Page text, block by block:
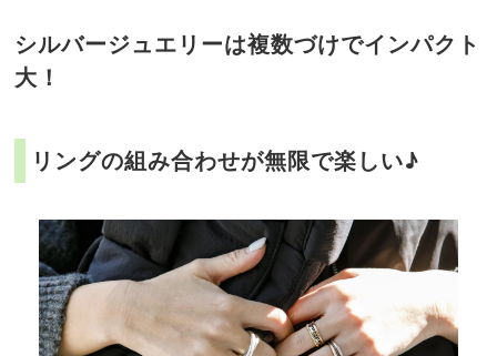
シルバージュエリーは複数づけでインパクト
大！
リングの組み合わせが無限で楽しい♪